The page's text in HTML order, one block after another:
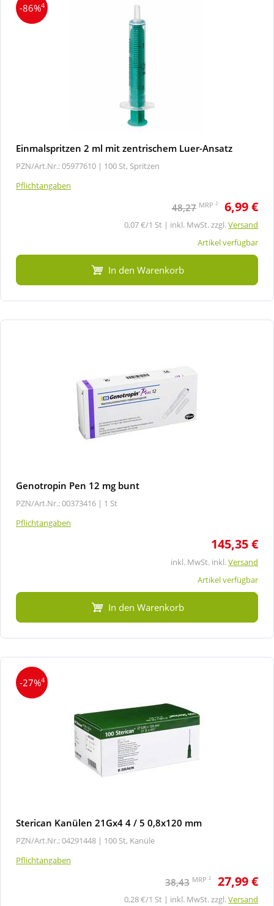
-86%4
Einmalspritzen 2 ml mit zentrischem Luer-Ansatz
PZN/Art.Nr.: 05977610 | 100 St, Spritzen
Pflichtangaben
48,27 MRP 2 6,99 €
0,07 €/1 St | inkl. MwSt. zzgl.Versand
Artikel verfügbar
In den Warenkorb
Genotropin Pen 12 mg bunt
PZN/Art.Nr.: 00373416 | 1 St
Pflichtangaben
145,35 €
inkl. MwSt. inkl.Versand
Artikel verfügbar
In den Warenkorb
-27%4
Sterican Kanülen 21Gx4 4 / 5 0,8x120 mm
PZN/Art.Nr.: 04291448 | 100 St, Kanüle
Pflichtangaben
38,43 MRP 2 27,99 €
0,28 €/1 St | inkl. MwSt. zzgl.Versand